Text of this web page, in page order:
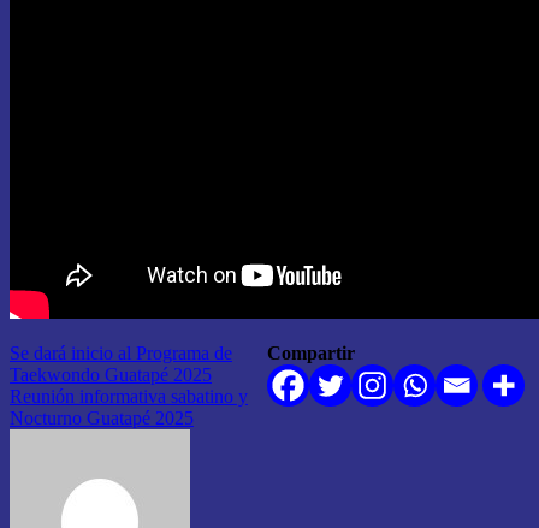
Compartir
Navegación
de
entradas
Se dará inicio al Programa de
Taekwondo Guatapé 2025
Reunión informativa sabatino y
Nocturno Guatapé 2025